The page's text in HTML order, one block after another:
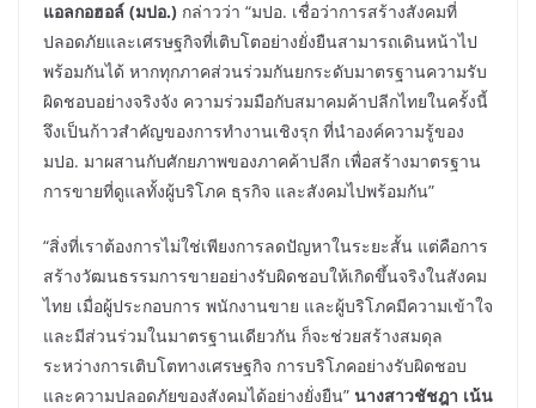
แอลกอฮอล์ (มปอ.) กล่าวว่า “มปอ. เชื่อว่าการสร้างสังคมที่
ปลอดภัยและเศรษฐกิจที่เติบโตอย่างยั่งยืนสามารถเดินหน้าไป
พร้อมกันได้ หากทุกภาคส่วนร่วมกันยกระดับมาตรฐานความรับ
ผิดชอบอย่างจริงจัง ความร่วมมือกับสมาคมค้าปลีกไทยในครั้งนี้
จึงเป็นก้าวสำคัญของการทำงานเชิงรุก ที่นำองค์ความรู้ของ
มปอ. มาผสานกับศักยภาพของภาคค้าปลีก เพื่อสร้างมาตรฐาน
การขายที่ดูแลทั้งผู้บริโภค ธุรกิจ และสังคมไปพร้อมกัน”
“สิ่งที่เราต้องการไม่ใช่เพียงการลดปัญหาในระยะสั้น แต่คือการ
สร้างวัฒนธรรมการขายอย่างรับผิดชอบให้เกิดขึ้นจริงในสังคม
ไทย เมื่อผู้ประกอบการ พนักงานขาย และผู้บริโภคมีความเข้าใจ
และมีส่วนร่วมในมาตรฐานเดียวกัน ก็จะช่วยสร้างสมดุล
ระหว่างการเติบโตทางเศรษฐกิจ การบริโภคอย่างรับผิดชอบ
และความปลอดภัยของสังคมได้อย่างยั่งยืน” นางสาวชัชฎา เน้น